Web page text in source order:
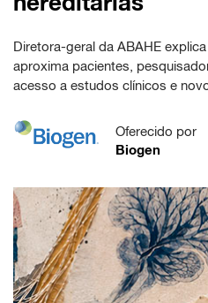
Diretora-geral da ABAHE
aproxima pacientes,
acesso a estudos clínicos e
Oferecido por
Biogen